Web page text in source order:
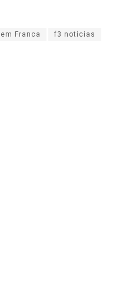
Franca f3 noticias